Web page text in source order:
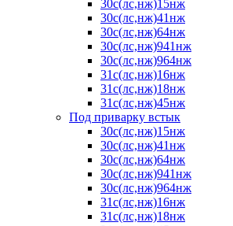
30с(лс,нж)15нж
30с(лс,нж)41нж
30с(лс,нж)64нж
30с(лс,нж)941нж
30с(лс,нж)964нж
31с(лс,нж)16нж
31с(лс,нж)18нж
31с(лс,нж)45нж
Под приварку встык
30с(лс,нж)15нж
30с(лс,нж)41нж
30с(лс,нж)64нж
30с(лс,нж)941нж
30с(лс,нж)964нж
31с(лс,нж)16нж
31с(лс,нж)18нж